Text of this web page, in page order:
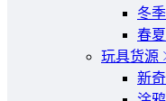
冬
春
玩具货源
新